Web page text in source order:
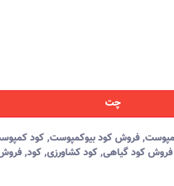
چت
,فروش کود بیوکمپوست,کود
فروش کود گیاهی,کود کشاورزی,کود,